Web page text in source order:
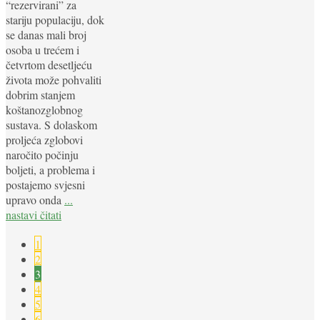
“rezervirani” za
stariju populaciju, dok
se danas mali broj
osoba u trećem i
četvrtom desetljeću
života može pohvaliti
dobrim stanjem
koštanozglobnog
sustava. S dolaskom
proljeća zglobovi
naročito počinju
boljeti, a problema i
postajemo svjesni
upravo onda ...
nastavi čitati
1
2
3
4
5